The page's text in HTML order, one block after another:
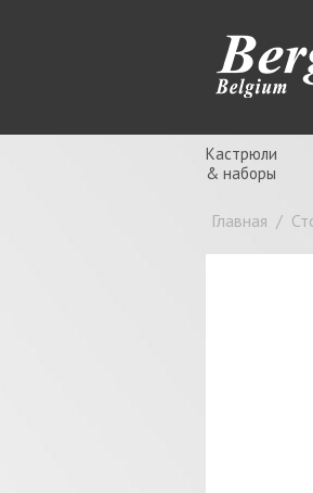
Кастрюли
& наборы
Главная /